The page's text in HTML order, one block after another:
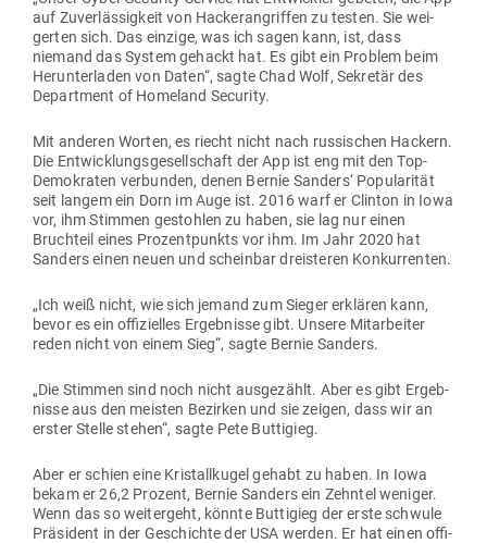
auf Zuver­läs­sigkeit von Hacker­an­griffen zu testen. Sie wei­
gerten sich. Das einzige, was ich sagen kann, ist, dass
niemand das System gehackt hat. Es gibt ein Problem beim
Her­un­ter­laden von Daten“, sagte Chad Wolf, Sekretär des
Department of Homeland Security.
Mit anderen Worten, es riecht nicht nach rus­si­schen Hackern.
Die Ent­wick­lungs­ge­sell­schaft der App ist eng mit den Top-
Demo­kraten ver­bunden, denen Bernie Sanders‘ Popu­la­rität
seit langem ein Dorn im Auge ist. 2016 warf er Clinton in Iowa
vor, ihm Stimmen gestohlen zu haben, sie lag nur einen
Bruchteil eines Pro­zent­punkts vor ihm. Im Jahr 2020 hat
Sanders einen neuen und scheinbar dreis­teren Konkurrenten.
„Ich weiß nicht, wie sich jemand zum Sieger erklären kann,
bevor es ein offi­zi­elles Ergeb­nisse gibt. Unsere Mit­ar­beiter
reden nicht von einem Sieg“, sagte Bernie Sanders.
„Die Stimmen sind noch nicht aus­ge­zählt. Aber es gibt Ergeb­
nisse aus den meisten Bezirken und sie zeigen, dass wir an
erster Stelle stehen“, sagte Pete Buttigieg.
Aber er schien eine Kris­tall­kugel gehabt zu haben. In Iowa
bekam er 26,2 Prozent, Bernie Sanders ein Zehntel weniger.
Wenn das so wei­tergeht, könnte Butt­igieg der erste schwule
Prä­sident in der Geschichte der USA werden. Er hat einen offi­